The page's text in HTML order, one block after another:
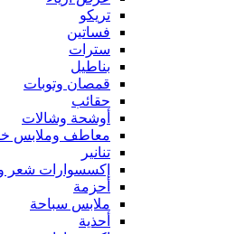
تريكو
فساتين
سترات
بناطيل
قمصان وتوبات
حقائب
أوشحة وشالات
معاطف وملابس
تنانير
إكسسوارات شعر
أحزمة
ملابس سباحة
أحذية